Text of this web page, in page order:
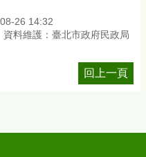
26 14:32
資料維護：臺北市政府民政局
回上一頁